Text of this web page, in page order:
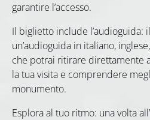
garantire l’accesso.
Il biglietto include l’audioguida:
un’audioguida in italiano,
che potrai ritirare direttamente
la tua visita e comprendere
monumento.
Esplora al tuo ritmo: una volta